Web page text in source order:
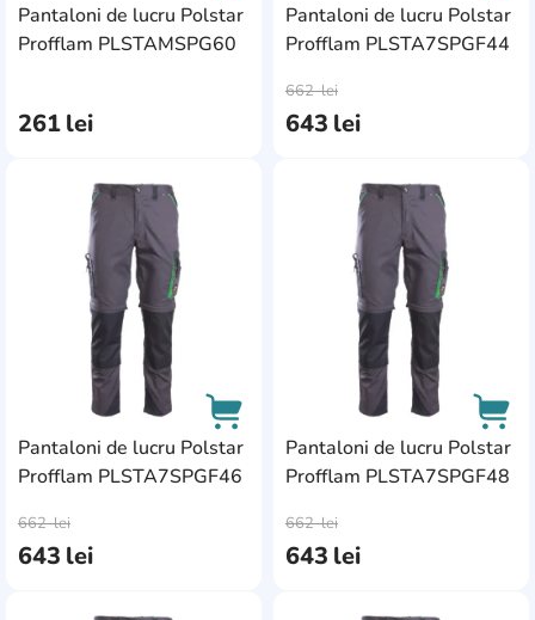
Pantaloni de lucru Polstar
Profflam PLSTAMSPG60
261lei
Pantaloni de lucru Polstar
Profflam PLSTA7SPGF44
643 lei
662lei
Pantaloni de lucru Polstar
Profflam PLSTA7SPGF46
643 lei
662lei
AddCardToFavourite
Pantaloni de lucru Polstar
Profflam PLSTA7SPGF48
643 lei
662lei